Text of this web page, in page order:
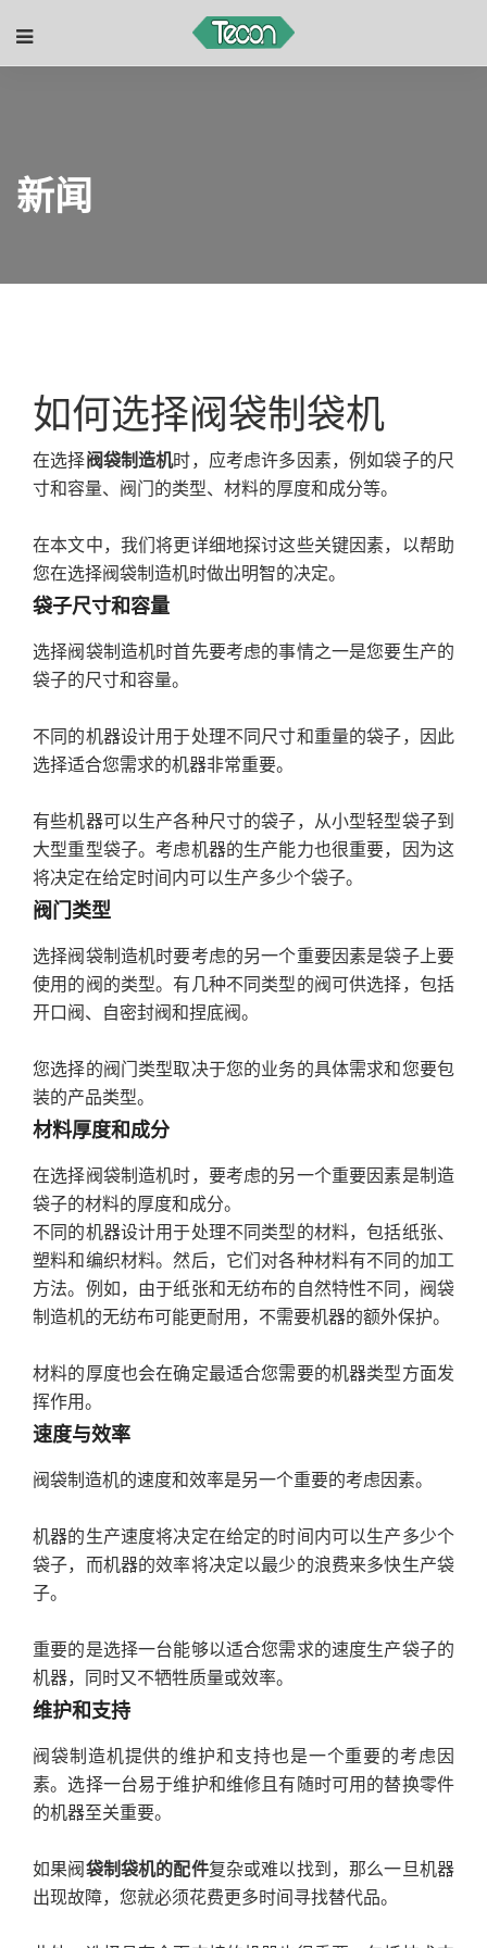
新闻
如何选择阀袋制袋机
在选择阀袋制造机时，应考虑许多因素，例如袋子的尺
寸和容量、阀门的类型、材料的厚度和成分等。
在本文中，我们将更详细地探讨这些关键因素，以帮助
您在选择阀袋制造机时做出明智的决定。
袋子尺寸和容量
选择阀袋制造机时首先要考虑的事情之一是您要生产的
袋子的尺寸和容量。
不同的机器设计用于处理不同尺寸和重量的袋子，因此
选择适合您需求的机器非常重要。
有些机器可以生产各种尺寸的袋子，从小型轻型袋子到
大型重型袋子。考虑机器的生产能力也很重要，因为这
将决定在给定时间内可以生产多少个袋子。
阀门类型
选择阀袋制造机时要考虑的另一个重要因素是袋子上要
使用的阀的类型。有几种不同类型的阀可供选择，包括
开口阀、自密封阀和捏底阀。
您选择的阀门类型取决于您的业务的具体需求和您要包
装的产品类型。
材料厚度和成分
在选择阀袋制造机时，要考虑的另一个重要因素是制造
袋子的材料的厚度和成分。
不同的机器设计用于处理不同类型的材料，包括纸张、
塑料和编织材料。然后，它们对各种材料有不同的加工
方法。例如，由于纸张和无纺布的自然特性不同，阀袋
制造机的无纺布可能更耐用，不需要机器的额外保护。
材料的厚度也会在确定最适合您需要的机器类型方面发
挥作用。
速度与效率
阀袋制造机的速度和效率是另一个重要的考虑因素。
机器的生产速度将决定在给定的时间内可以生产多少个
袋子，而机器的效率将决定以最少的浪费来多快生产袋
子。
重要的是选择一台能够以适合您需求的速度生产袋子的
机器，同时又不牺牲质量或效率。
维护和支持
阀袋制造机提供的维护和支持也是一个重要的考虑因
素。选择一台易于维护和维修且有随时可用的替换零件
的机器至关重要。
如果阀袋制袋机的配件复杂或难以找到，那么一旦机器
出现故障，您就必须花费更多时间寻找替代品。